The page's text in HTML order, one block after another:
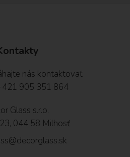
nás kontaktovať
905 351 864
Glass s.r.o.
044 58 Milhosť